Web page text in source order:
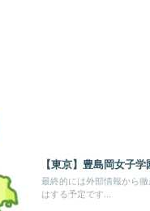
【東京】豊島岡女子
最終的には外部情報から
はする予定です...